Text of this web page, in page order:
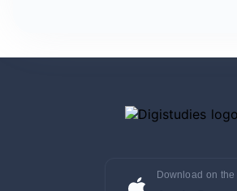
Download on the